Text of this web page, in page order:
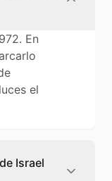
En
el
Israel